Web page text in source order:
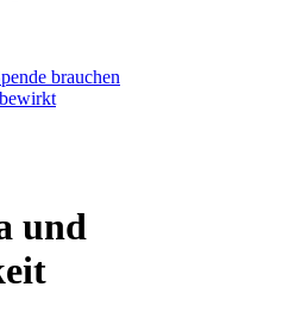
brauchen
und